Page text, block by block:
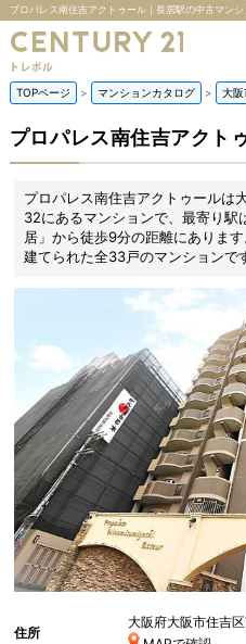
TOPページ マンションカタログ 大阪
プロパレス南住吉アクト
プロパレス南住吉アクトゥールは
32にあるマンションで、最寄り
居」から徒歩9分の距離にありま
建てられた全33戸のマンションで
住所
大阪府大阪市住吉